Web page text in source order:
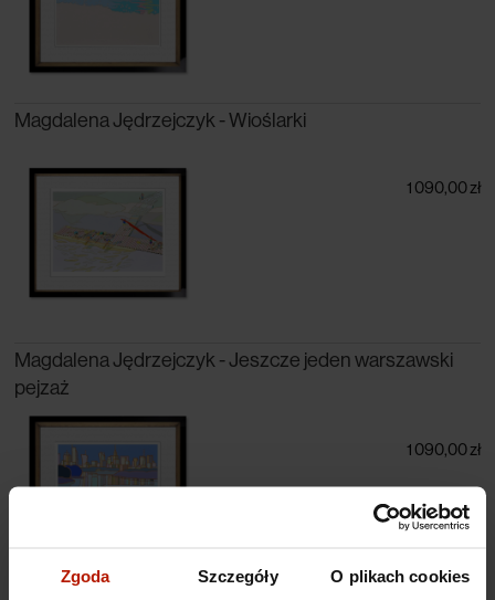
Zgoda Szczegóły O plikach cookies
Magdalena Jędrzejczyk - Wioślarki
1 090,00 zł
Magdalena Jędrzejczyk - Jeszcze jeden warszawski
pejzaż
1 090,00 zł